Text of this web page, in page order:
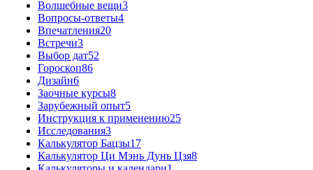
Волшебные вещи3
Вопросы-ответы4
Впечатления20
Встречи3
Выбор дат52
Гороскоп86
Дизайн6
Заочные курсы8
Зарубежный опыт5
Инструкция к применению25
Исследования3
Калькулятор Бацзы17
Калькулятор Ци Мэнь Дунь Цзя8